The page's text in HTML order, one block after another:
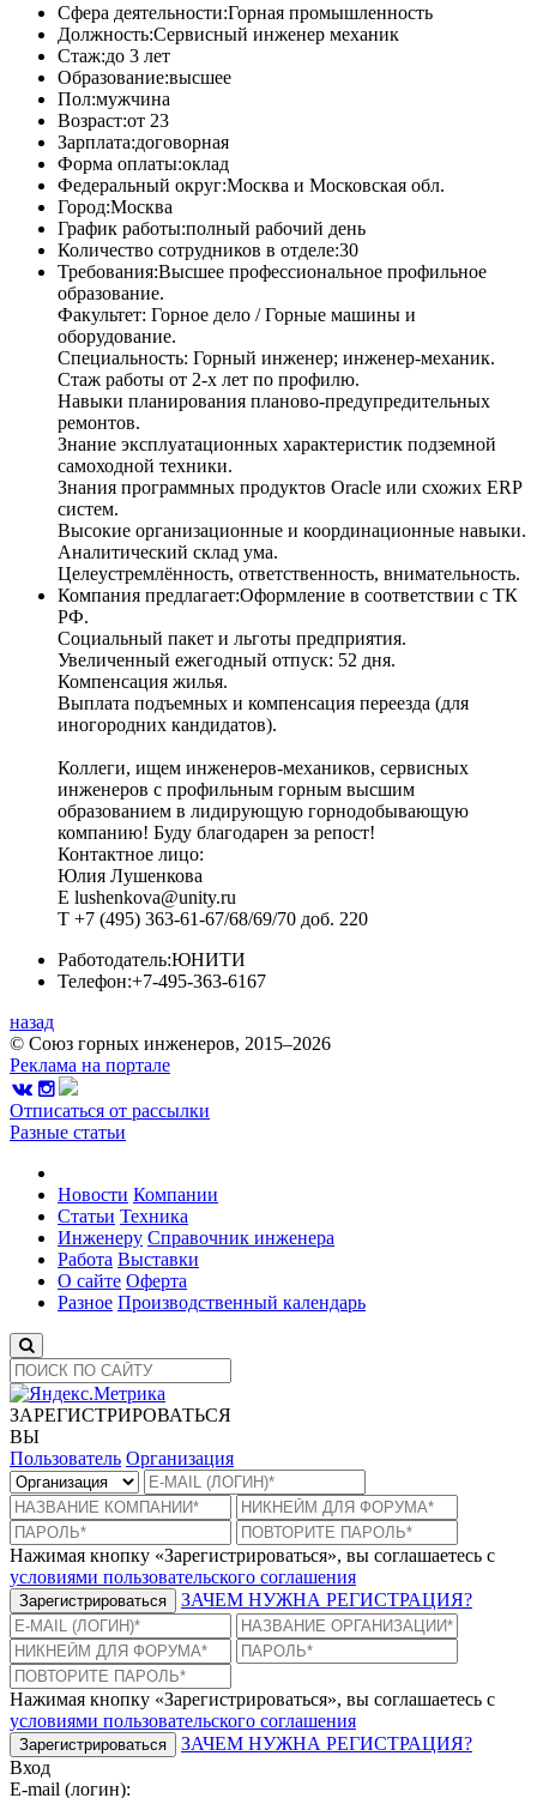
Сфера деятельности:Горная промышленность
Должность:Сервисный инженер механик
Стаж:до 3 лет
Образование:высшее
Пол:мужчина
Возраст:от 23
Зарплата:договорная
Форма оплаты:оклад
Федеральный округ:Москва и Московская обл.
Город:Москва
График работы:полный рабочий день
Количество сотрудников в отделе:30
Требования:Высшее профессиональное профильное
образование.
Факультет: Горное дело / Горные машины и
оборудование.
Специальность: Горный инженер; инженер-механик.
Стаж работы от 2-х лет по профилю.
Навыки планирования планово-предупредительных
ремонтов.
Знание эксплуатационных характеристик подземной
самоходной техники.
Знания программных продуктов Oracle или схожих ERP
систем.
Высокие организационные и координационные навыки.
Аналитический склад ума.
Целеустремлённость, ответственность, внимательность.
Компания предлагает:Оформление в соответствии с ТК
РФ.
Социальный пакет и льготы предприятия.
Увеличенный ежегодный отпуск: 52 дня.
Компенсация жилья.
Выплата подъемных и компенсация переезда (для
иногородних кандидатов).
Коллеги, ищем инженеров-механиков, сервисных
инженеров с профильным горным высшим
образованием в лидирующую горнодобывающую
компанию! Буду благодарен за репост!
Контактное лицо:
Юлия Лушенкова
Е lushenkova@unity.ru
T +7 (495) 363-61-67/68/69/70 доб. 220
Работодатель:ЮНИТИ
Телефон:+7-495-363-6167
назад
© Союз горных инженеров, 2015–2026
Реклама на портале
Отписаться от рассылки
Разные статьи
Новости Компании
Статьи Техника
Инженеру Справочник инженера
Работа Выставки
О сайте Оферта
Разное Производственный календарь
ЗАРЕГИСТРИРОВАТЬСЯ
ВЫ
Пользователь Организация
Нажимая кнопку «Зарегистрироваться», вы соглашаетесь с
условиями пользовательского соглашения
Зарегистрироваться ЗАЧЕМ НУЖНА РЕГИСТРАЦИЯ?
Нажимая кнопку «Зарегистрироваться», вы соглашаетесь с
условиями пользовательского соглашения
Зарегистрироваться
ЗАЧЕМ НУЖНА РЕГИСТРАЦИЯ?
Вход
E-mail (логин):